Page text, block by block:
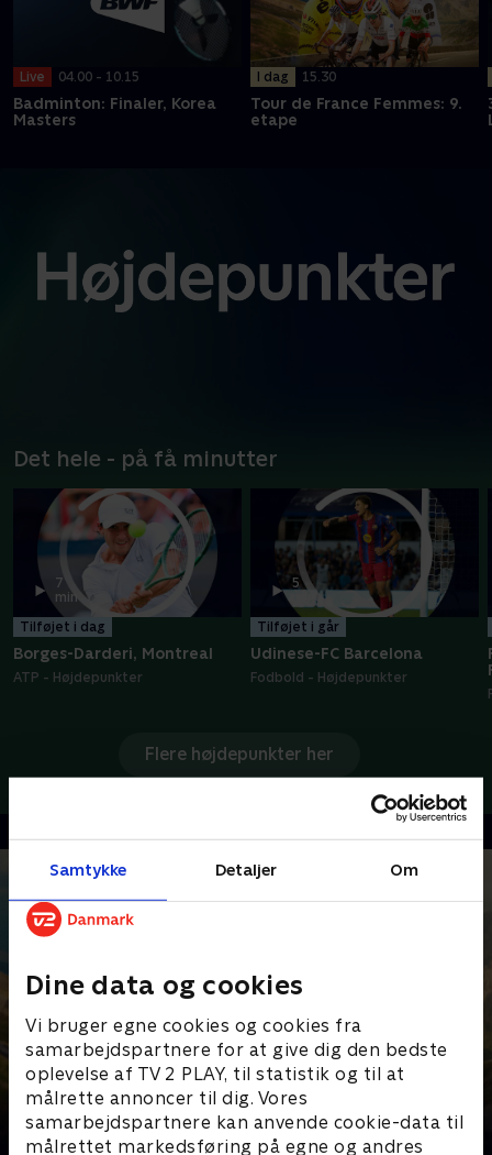
Samtykke Detaljer Om
Dine data og cookies
Vi bruger egne cookies og cookies fra
samarbejdspartnere for at give dig den bedste
oplevelse af TV 2 PLAY, til statistik og til at
målrette annoncer til dig. Vores
samarbejdspartnere kan anvende cookie-data til
målrettet markedsføring på egne og andres
Live 04.00 - 10.15
Badminton: Finaler, Korea
Masters
I dag 15.30
Tour de France Femmes: 9.
etape
Det hele - på få minutter
7
min
Tilføjet i dag
Borges-Darderi, Montreal
ATP - Højdepunkter
5
Tilføjet i går
Udinese-FC Barcelona
Fodbold - Højdepunkter
Flere højdepunkter her
Senest tilføjet